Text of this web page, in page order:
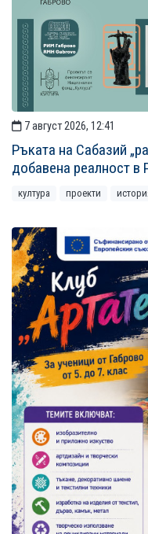
7 август 2026, 12:41
Ръката на Сабазий
добавена реалност
култура проекти